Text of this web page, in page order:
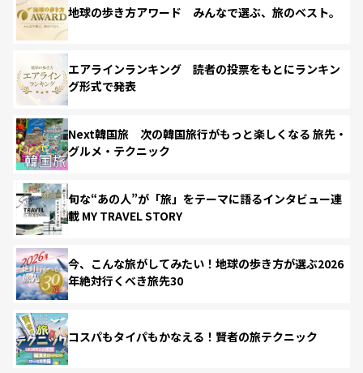
地球の歩き方アワード みんなで選ぶ、旅のベスト。
エアラインランキング 読者の投票をもとにランキン
グ形式で発表
Next韓国旅 次の韓国旅行がもっと楽しくなる 旅先・
グルメ・テクニック
旬な“あの人”が「旅」をテーマに語るインタビュー連
載 MY TRAVEL STORY
今、こんな旅がしてみたい！地球の歩き方が選ぶ2026
年絶対行くべき旅先30
コスパもタイパもかなえる！賢者の旅テクニック